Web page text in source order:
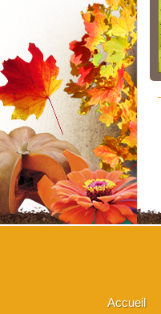
Accueil